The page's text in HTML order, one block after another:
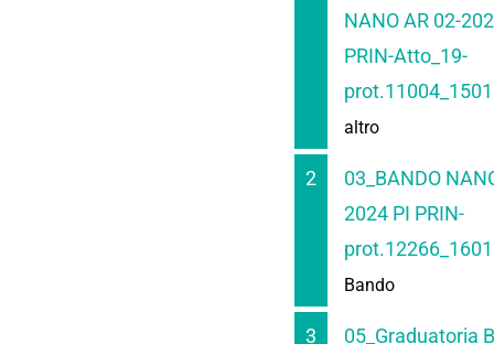
NANO AR 02-
PRIN-Atto_19-
altro
2
03_BANDO
2024 PI PRIN-
Bando
3
05_Graduatoria